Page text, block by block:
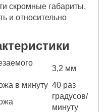
скромные габариты,
и относительно
3,2 мм
в минуту 40 раз
градусов/
минуту